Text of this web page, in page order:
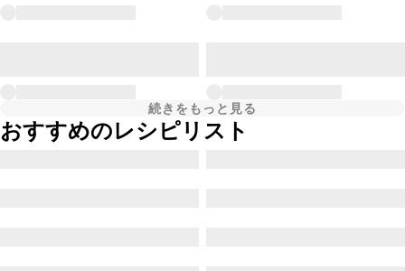
続きをもっと見る
おすすめのレシピリスト